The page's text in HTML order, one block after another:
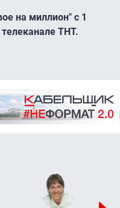
на миллион" с 1
ТНТ.